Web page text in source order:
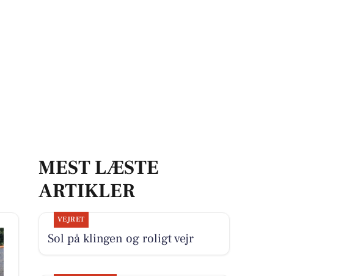
MEST LÆSTE
ARTIKLER
VEJRET
Sol på klingen og roligt vejr